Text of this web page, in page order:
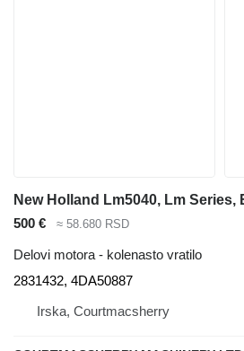
500 € ≈ 58.680 RSD
Delovi motora - kolenasto vratilo
2831432, 4DA50887
Irska, Courtmacsherry